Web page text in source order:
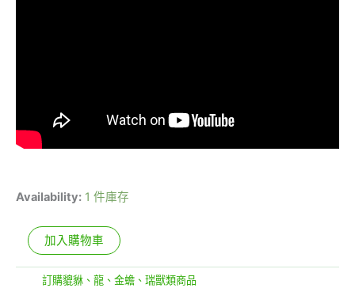
Availability: 1 件庫存
加入購物車
訂購貔貅、龍、金蟾、瑞獸類商品